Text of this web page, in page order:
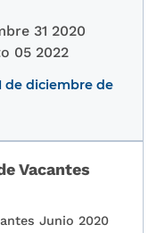
31 2020
05 2022
de diciembre de
Vacantes
Junio 2020